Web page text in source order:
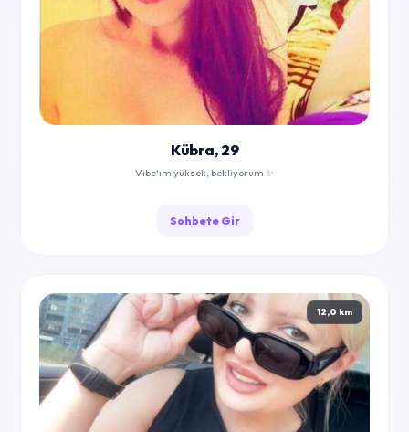
Kübra, 29
Vibe'ım yüksek, bekliyorum ✨
Sohbete Gir
12,0 km